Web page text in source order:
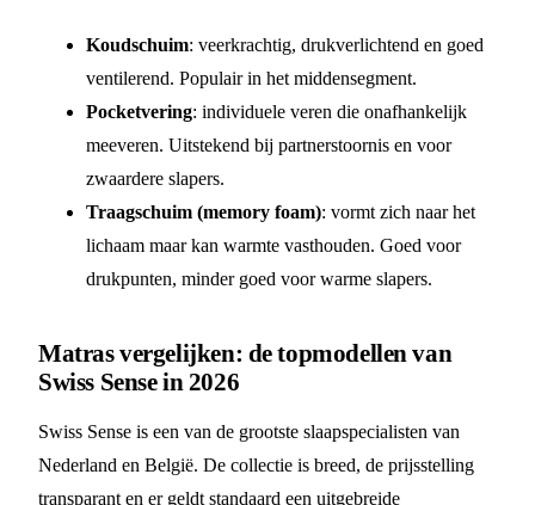
Koudschuim: veerkrachtig, drukverlichtend en goed
ventilerend. Populair in het middensegment.
Pocketvering: individuele veren die onafhankelijk
meeveren. Uitstekend bij partnerstoornis en voor
zwaardere slapers.
Traagschuim (memory foam): vormt zich naar het
lichaam maar kan warmte vasthouden. Goed voor
drukpunten, minder goed voor warme slapers.
Matras vergelijken: de topmodellen van
Swiss Sense in 2026
Swiss Sense is een van de grootste slaapspecialisten van
Nederland en België. De collectie is breed, de prijsstelling
transparant en er geldt standaard een uitgebreide